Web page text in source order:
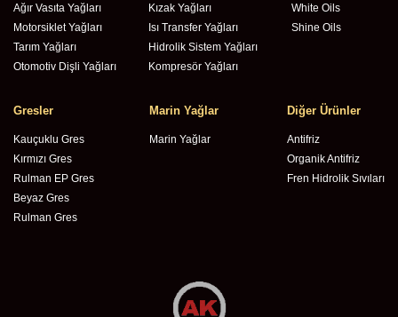
Ağır Vasıta Yağları
Motorsiklet Yağları
Tarım Yağları
Otomotiv Dişli Yağları
Kızak Yağları
Isı Transfer Yağları
Hidrolik Sistem Yağları
Kompresör Yağları
White Oils
Shine Oils
Gresler
Kauçuklu Gres
Kırmızı Gres
Rulman EP Gres
Beyaz Gres
Rulman Gres
Marin Yağlar
Marin Yağlar
Diğer Ürünler
Antifriz
Organik Antifriz
Fren Hidrolik Sıvıları